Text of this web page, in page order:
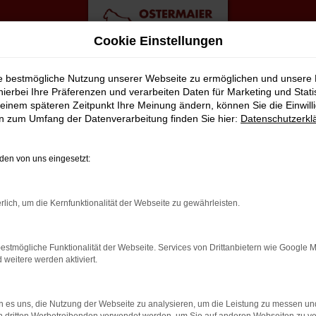
Top Angebote
ALTERNATIVE FÜR
durch Rostock fahren? Zu teuer? Von wegen, denn wir von
Neuwagen nach Rostock oder an einen anderen Ort in der
unserem Service. Hierzu gehört in vollem Umfang auch die
üben wir unseren Beruf mit Leidenschaft aus – und das
Cookie Einstellungen
bestmögliche Nutzung unserer Webseite zu ermöglichen und unsere
Ihre Präferenzen und verarbeiten Daten für Marketing und
späteren Zeitpunkt Ihre Meinung ändern, können Sie die
zum Umfang der Datenverarbeitung finden Sie hier:
von uns eingesetzt:
um die Kernfunktionalität der Webseite zu gewährleisten.
Funktionalität der Webseite. Services von Drittanbietern wie Google
weitere werden aktiviert.
es uns, die Nutzung der Webseite zu analysieren, um die Leistung zu messen